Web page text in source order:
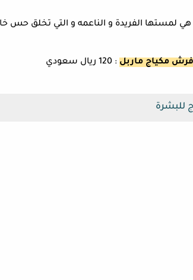
هي لمستها الفريدة و الناعمه و التي تخلق حس
مكياج ماربل : 120 ريال سعودي
للبشرة